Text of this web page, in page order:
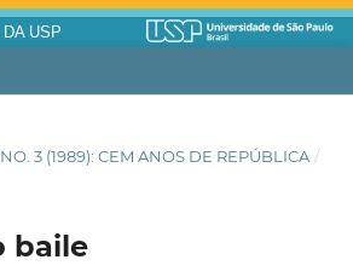
USP
NO. 3 (1989): CEM ANOS DE REPÚBLICA /
baile